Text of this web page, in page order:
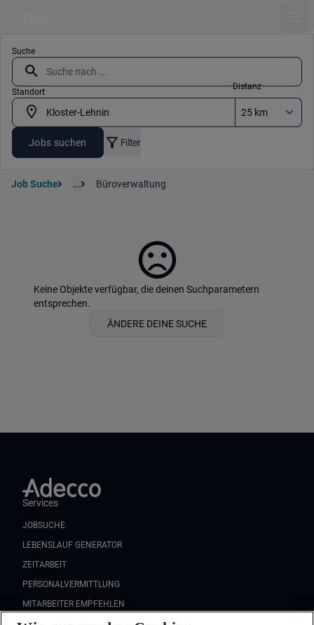
Suche
Standort
Distanz
Jobs suchen Filter
Job Suche ... Büroverwaltung
Keine Objekte verfügbar, die deinen Suchparametern
entsprechen.
ÄNDERE DEINE SUCHE
Services
JOBSUCHE
LEBENSLAUF GENERATOR
ZEITARBEIT
PERSONALVERMITTLUNG
MITARBEITER EMPFEHLEN